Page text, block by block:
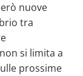
nuove
tra
si limita a
prossime